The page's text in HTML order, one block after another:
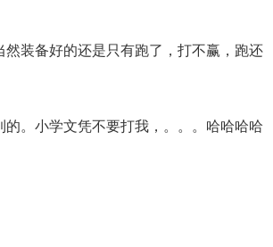
装备好的还是只有跑了，打不赢，跑还
。小学文凭不要打我，。。。哈哈哈哈